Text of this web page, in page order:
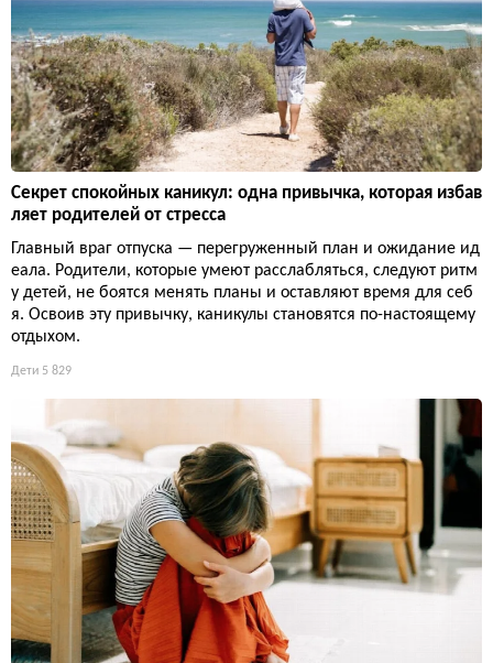
Секрет спокойных каникул: одна привычка, которая избав
ляет родителей от стресса
Главный враг отпуска — перегруженный план и ожидание ид
еала. Родители, которые умеют расслабляться, следуют ритм
у детей, не боятся менять планы и оставляют время для себ
я. Освоив эту привычку, каникулы становятся по-настоящему
отдыхом.
Дети 5 829